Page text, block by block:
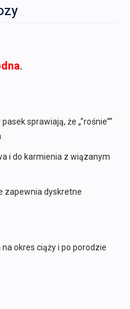
.
sprawiają, że „”rośnie””
i do karmienia z wiązanym
zapewnia dyskretne
okres ciąży i po porodzie